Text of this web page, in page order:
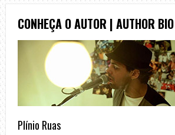
CONHEÇA O AUTOR | AUTHOR BIO
Plínio Ruas